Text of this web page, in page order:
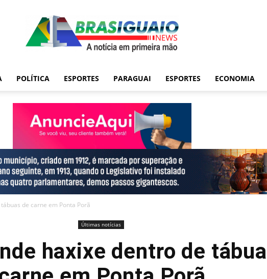
POLÍTICA ESPORTES PARAGUAI ESPORTES ECONOMIA
de carne em Ponta Porã
Últimas notícias
haxixe dentro de